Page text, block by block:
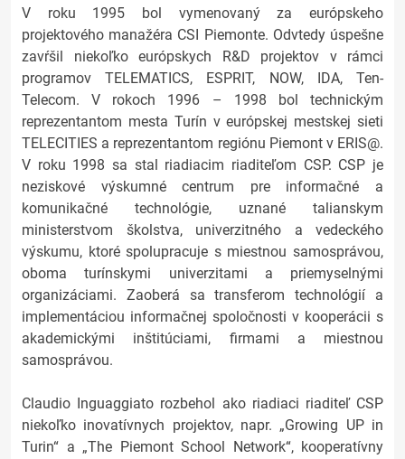
V roku 1995 bol vymenovaný za európskeho
projektového manažéra CSI Piemonte. Odvtedy úspešne
zavŕšil niekoľko európskych R&D projektov v rámci
programov TELEMATICS, ESPRIT, NOW, IDA, Ten-
Telecom. V rokoch 1996 – 1998 bol technickým
reprezentantom mesta Turín v európskej mestskej sieti
TELECITIES a reprezentantom regiónu Piemont v ERIS@.
V roku 1998 sa stal riadiacim riaditeľom CSP. CSP je
neziskové výskumné centrum pre informačné a
komunikačné technológie, uznané talianskym
ministerstvom školstva, univerzitného a vedeckého
výskumu, ktoré spolupracuje s miestnou samosprávou,
oboma turínskymi univerzitami a priemyselnými
organizáciami. Zaoberá sa transferom technológií a
implementáciou informačnej spoločnosti v kooperácii s
akademickými inštitúciami, firmami a miestnou
samosprávou.
Claudio Inguaggiato rozbehol ako riadiaci riaditeľ CSP
niekoľko inovatívnych projektov, napr. „Growing UP in
Turin“ a „The Piemont School Network“, kooperatívny